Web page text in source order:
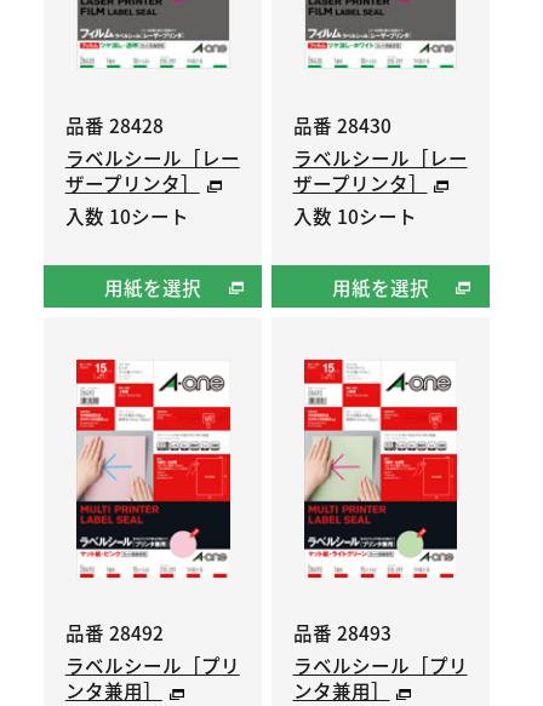
品番 28428
ラベルシール［レー
ザープリンタ］
入数 10シート
用紙を選択
品番 28430
ラベルシール［レー
ザープリンタ］
入数 10シート
用紙を選択
品番 28492
ラベルシール［プリ
ンタ兼用］
品番 28493
ラベルシール［プリ
ンタ兼用］